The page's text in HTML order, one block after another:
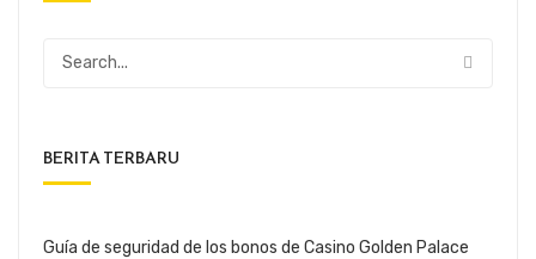
BERITA TERBARU
Guía de seguridad de los bonos de Casino Golden Palace